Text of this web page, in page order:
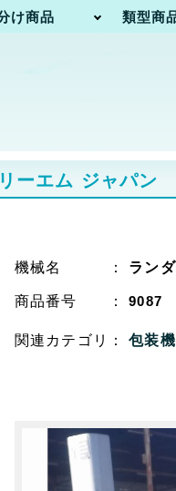
け商品 類型商
ーエム ジャパン
機械名 ： ラン
商品番号 ：9087
関連カテゴリ：包装機